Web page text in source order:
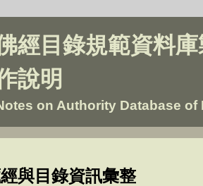
經目錄規範資料庫
說明
on Authority Database
與目錄資訊彙整